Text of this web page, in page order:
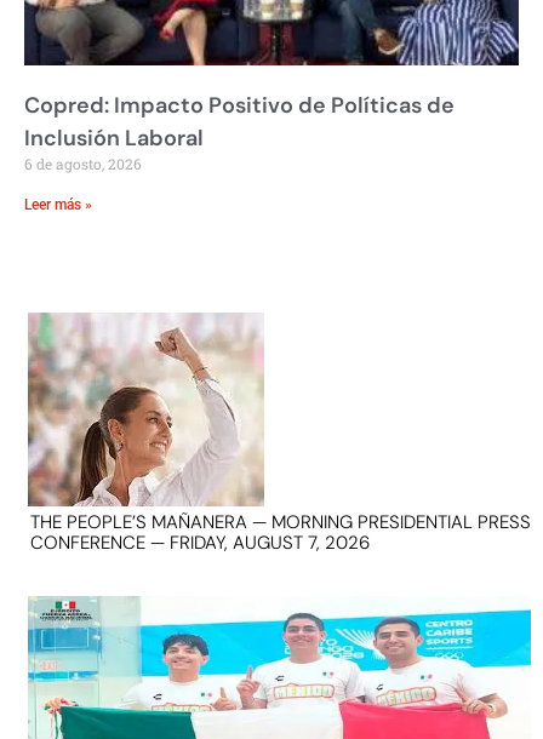
Copred: Impacto Positivo de Políticas de
Inclusión Laboral
6 de agosto, 2026
Leer más »
THE PEOPLE’S MAÑANERA — MORNING PRESIDENTIAL PRESS
CONFERENCE — FRIDAY, AUGUST 7, 2026